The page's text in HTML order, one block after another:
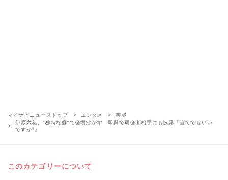
マイナビニューストップ エンタメ
芸能
伊原六花、“独特な癖”で会場沸かす 即興で司会者相手にも披露「当ててもいい
ですか?」
このカテゴリーについて